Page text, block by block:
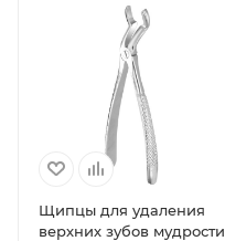
Щипцы для удаления
верхних зубов мудрости